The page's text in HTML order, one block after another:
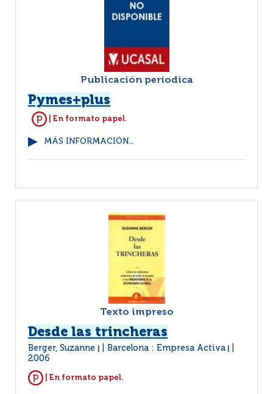
Publicación períodica
Pymes+plus
| En formato papel.
MÁS INFORMACIÓN...
Texto impreso
Desde las trincheras
Berger, Suzanne Barcelona : Empresa Activa
2006
| En formato papel.